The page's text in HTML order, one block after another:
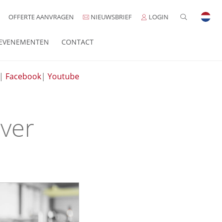
OFFERTE AANVRAGEN NIEUWSBRIEF LOGIN
CONTACT
Facebook| Youtube